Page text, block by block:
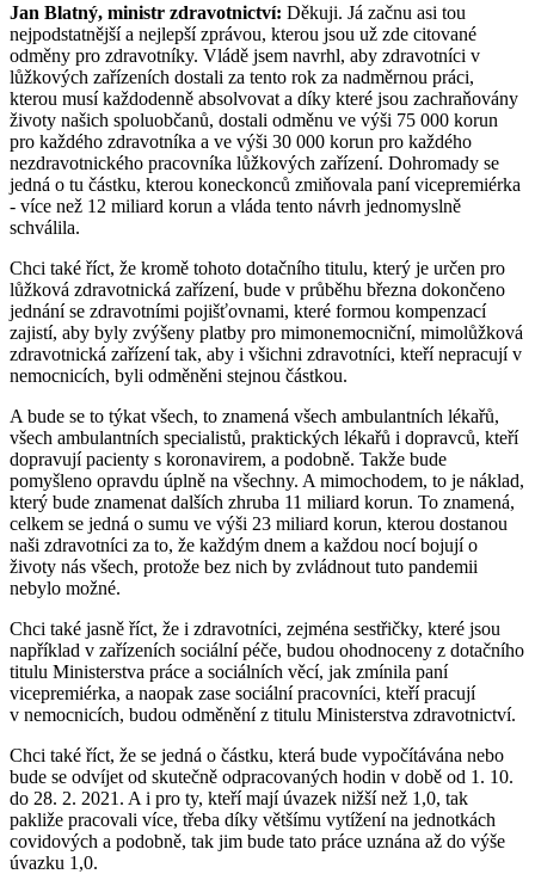
Jan Blatný, ministr zdravotnictví: Děkuji. Já začnu asi tou
nejpodstatnější a nejlepší zprávou, kterou jsou už zde citované
odměny pro zdravotníky. Vládě jsem navrhl, aby zdravotníci v
lůžkových zařízeních dostali za tento rok za nadměrnou práci,
kterou musí každodenně absolvovat a díky které jsou zachraňovány
životy našich spoluobčanů, dostali odměnu ve výši 75 000 korun
pro každého zdravotníka a ve výši 30 000 korun pro každého
nezdravotnického pracovníka lůžkových zařízení. Dohromady se
jedná o tu částku, kterou koneckonců zmiňovala paní vicepremiérka
- více než 12 miliard korun a vláda tento návrh jednomyslně
schválila.
Chci také říct, že kromě tohoto dotačního titulu, který je určen pro
lůžková zdravotnická zařízení, bude v průběhu března dokončeno
jednání se zdravotními pojišťovnami, které formou kompenzací
zajistí, aby byly zvýšeny platby pro mimonemocniční, mimolůžková
zdravotnická zařízení tak, aby i všichni zdravotníci, kteří nepracují v
nemocnicích, byli odměněni stejnou částkou.
A bude se to týkat všech, to znamená všech ambulantních lékařů,
všech ambulantních specialistů, praktických lékařů i dopravců, kteří
dopravují pacienty s koronavirem, a podobně. Takže bude
pomyšleno opravdu úplně na všechny. A mimochodem, to je náklad,
který bude znamenat dalších zhruba 11 miliard korun. To znamená,
celkem se jedná o sumu ve výši 23 miliard korun, kterou dostanou
naši zdravotníci za to, že každým dnem a každou nocí bojují o
životy nás všech, protože bez nich by zvládnout tuto pandemii
nebylo možné.
Chci také jasně říct, že i zdravotníci, zejména sestřičky, které jsou
například v zařízeních sociální péče, budou ohodnoceny z dotačního
titulu Ministerstva práce a sociálních věcí, jak zmínila paní
vicepremiérka, a naopak zase sociální pracovníci, kteří pracují
v nemocnicích, budou odměnění z titulu Ministerstva zdravotnictví.
Chci také říct, že se jedná o částku, která bude vypočítávána nebo
bude se odvíjet od skutečně odpracovaných hodin v době od 1. 10.
do 28. 2. 2021. A i pro ty, kteří mají úvazek nižší než 1,0, tak
pakliže pracovali více, třeba díky většímu vytížení na jednotkách
covidových a podobně, tak jim bude tato práce uznána až do výše
úvazku 1,0.